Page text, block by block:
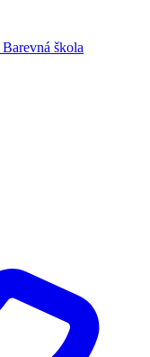
Barevná škola